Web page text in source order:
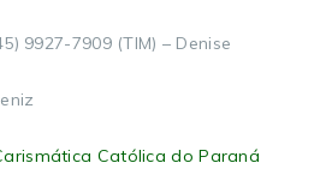
9927-7909 (TIM) – Denise
Católica do Paraná